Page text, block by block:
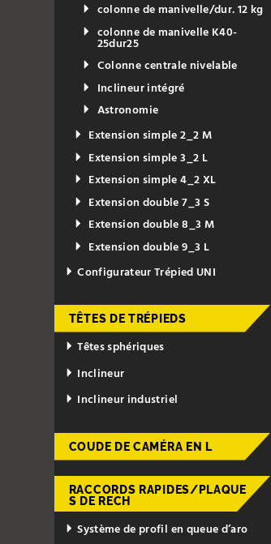
colonne de manivelle/dur. 12 kg
colonne de manivelle K40-
25dur25
Colonne centrale nivelable
Inclineur intégré
Astronomie
Extension simple 2_2 M
Extension simple 3_2 L
Extension simple 4_2 XL
Extension double 7_3 S
Extension double 8_3 M
Extension double 9_3 L
Configurateur Trépied UNI
TÊTES DE TRÉPIEDS
Têtes sphériques
Inclineur
Inclineur industriel
COUDE DE CAMÉRA EN L
RACCORDS RAPIDES/PLAQUE
S DE RECH
Système de profil en queue d’aro